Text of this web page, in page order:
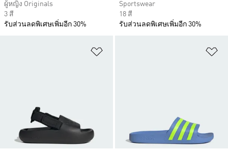
ผู้หญิง Originals
3 สี
รับส่วนลดพิเศษเพิ่มอีก 30%
Sportswear
18 สี
รับส่วนลดพิเศษเพิ่มอีก 30%